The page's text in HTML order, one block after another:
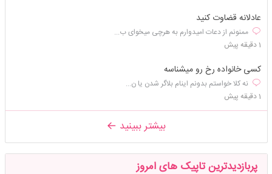
عادلانه قضاوت کنید
ممنونم از دعات امیدوارم به هرچی میخوای ب...
1 دقیقه پیش
کسی خانواده رخ رو میشناسه
نه کلا خواستم بدونم اینام بلاگر شدن یا ن...
1 دقیقه پیش
بیشتر ببینید
پربازدیدترین تاپیک های امروز